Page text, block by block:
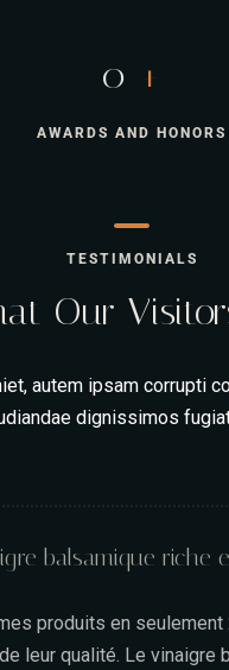
0 +
AWARDS AND HONORS
TESTIMONIALS
Our
autem ipsam corrupti
dignissimos
balsamique riche
produits en seulement
leur qualité. Le vinaigre